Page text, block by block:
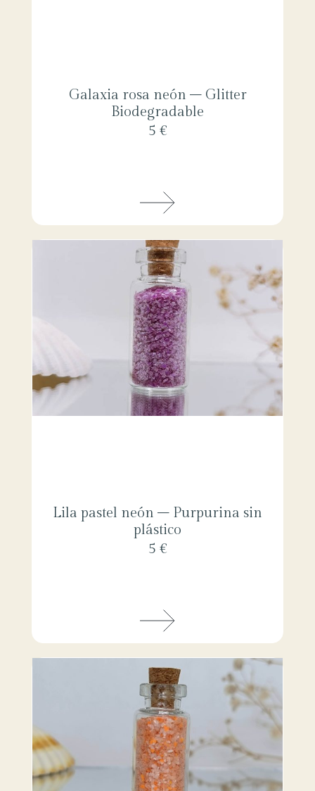
Galaxia rosa neón – Glitter
Biodegradable
5 €
Lila pastel neón – Purpurina sin
plástico
5 €